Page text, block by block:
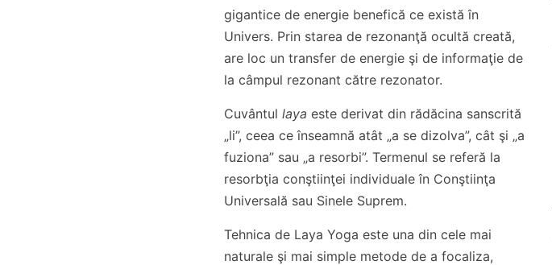
gigantice de energie benefică ce există în
Univers. Prin starea de rezonanţă ocultă creată,
are loc un transfer de energie şi de informaţie de
la câmpul rezonant către rezonator.
Cuvântullaya este derivat din rădăcina sanscrită
„li”, ceea ce înseamnă atât „a se dizolva”, cât şi „a
fuziona” sau „a resorbi”. Termenul se referă la
resorbţia conştiinţei individuale în Conştiinţa
Universală sau Sinele Suprem.
Tehnica de Laya Yoga este una din cele mai
naturale şi mai simple metode de a focaliza,